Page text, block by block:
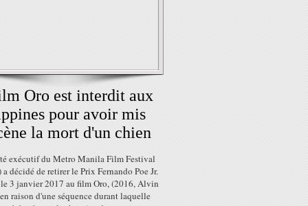
Oro est interdit aux
pour avoir mis
la mort d'un chien
exécutif du Metro Manila Film Festival
décidé de retirer le Prix Fernando Poe Jr.
le 3 janvier 2017 au film Oro, (2016, Alvin
raison d'une séquence durant laquelle